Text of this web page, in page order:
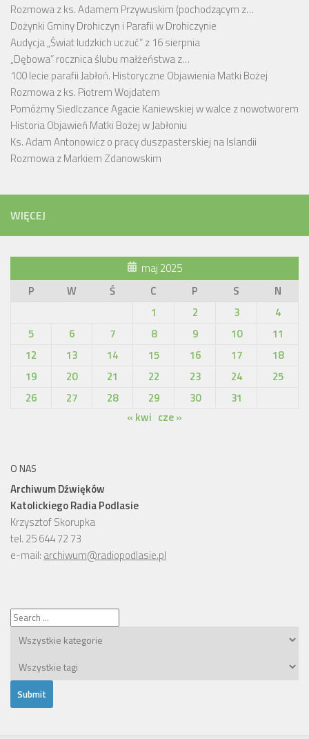
Rozmowa z ks. Adamem Przywuskim (pochodzącym z…
Dożynki Gminy Drohiczyn i Parafii w Drohiczynie
Audycja „Świat ludzkich uczuć” z 16 sierpnia
„Dębowa” rocznica ślubu małżeństwa z…
100 lecie parafii Jabłoń. Historyczne Objawienia Matki Bożej
Rozmowa z ks. Piotrem Wojdatem
Pomóżmy Siedlczance Agacie Kaniewskiej w walce z nowotworem
Historia Objawień Matki Bożej w Jabłoniu
Ks. Adam Antonowicz o pracy duszpasterskiej na Islandii
Rozmowa z Markiem Zdanowskim
WIĘCEJ
maj 2025
P
W Ś C P S
N
1
2 3
4
5
6 7 8 9 10
11
12
13 14 15 16 17
18
19
20 21 22 23 24
25
26
27 28 29 30
31
« kwi cze »
O NAS
Archiwum Dźwięków
Katolickiego Radia Podlasie
Krzysztof Skorupka
tel. 25 644 72 73
e-mail: archiwum@radiopodlasie.pl